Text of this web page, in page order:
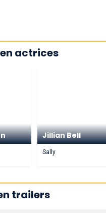
actrices
Jillian Bell
Sally
trailers